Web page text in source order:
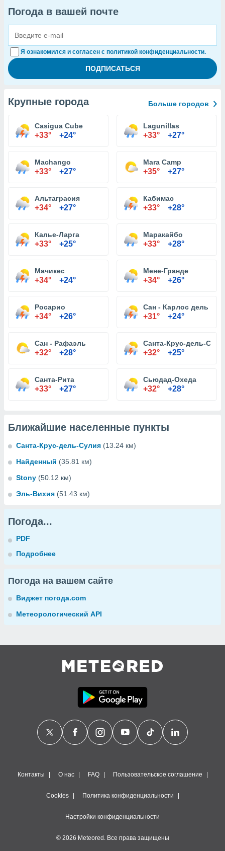
Погода в вашей почте
Я ознакомился и согласен с политикой конфиденциальности.
Крупные города Больше городов
Casigua Cube
+33° +24°
Lagunillas
+33° +27°
Machango
+33° +27°
Mara Camp
+35° +27°
Альтаграсия
+34° +27°
Кабимас
+33° +28°
Калье-Ларга
+33° +25°
Маракайбо
+33° +28°
Мачикес
+34° +24°
Мене-Гранде
+34° +26°
Росарио
+34° +26°
Сан - Карлос дель
+31° +24°
Сан - Рафаэль
+32° +28°
Санта-Крус-дель-
+32° +25°
Санта-Рита
+33° +27°
Сьюдад-Охеда
+32° +28°
Ближайшие населенные пункты
Санта-Крус-дель-Сулия (13.24 км)
Найденный (35.81 км)
Stony (50.12 км)
Эль-Вихия (51.43 км)
Погода...
PDF
Подробнее
Погода на вашем сайте
Виджет погода.com
Метеорологический API
Контакты О нас FAQ Пользовательское соглашение
Cookies Политика конфиденциальности
Настройки конфиденциальности
© 2026 Meteored. Все права защищены